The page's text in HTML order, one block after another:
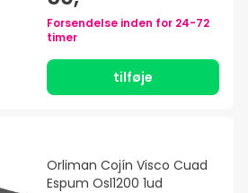
Forsendelse inden for 24-72
timer
tilføje
Orliman Cojín Visco Cuad
Espum Osl1200 1ud